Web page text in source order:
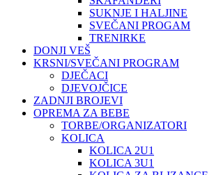
SUKNJE I HALJINE
SVEČANI PROGAM
TRENIRKE
DONJI VEŠ
KRSNI/SVEČANI PROGRAM
DJEČACI
DJEVOJČICE
ZADNJI BROJEVI
OPREMA ZA BEBE
TORBE/ORGANIZATORI
KOLICA
KOLICA 2U1
KOLICA 3U1